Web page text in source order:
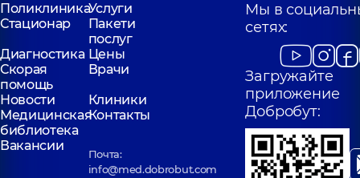
ПоликлиникаУслуги
Стационар
Пакети
послуг
Диагностика Цены
Скорая
помощь
Врачи
Новости
Клиники
Медицинская
библиотека
Контакты
Вакансии
Почта:
info@med.dobrobut.com
Мы в
сетях:
Загружайте
приложение
Добробут: